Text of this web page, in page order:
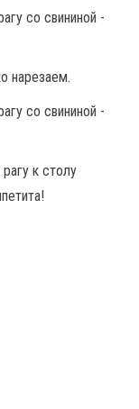
нарезаем.
к столу